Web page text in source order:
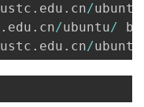
ustc . edu . cn/ubuntu
. edu . cn/ubuntu/
ustc . edu . cn/ubuntu